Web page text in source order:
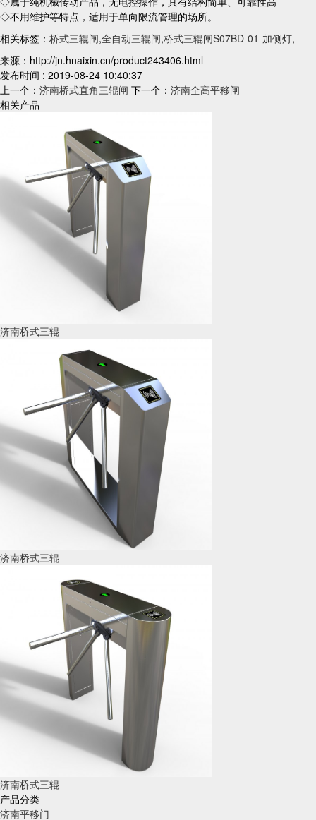
◇不用维护等特点，适用于单向限流管理的场所。
相关标签： 桥式三辊闸,全自动三辊闸,桥式三辊闸S07BD-01-加侧灯,
来源：http://jn.hnaixin.cn/product243406.html
发布时间 : 2019-08-24 10:40:37
上一个： 济南桥式直角三辊闸 下一个： 济南全高平移闸
相关产品
济南桥式三辊
济南桥式三辊
济南桥式三辊
产品分类
济南平移门